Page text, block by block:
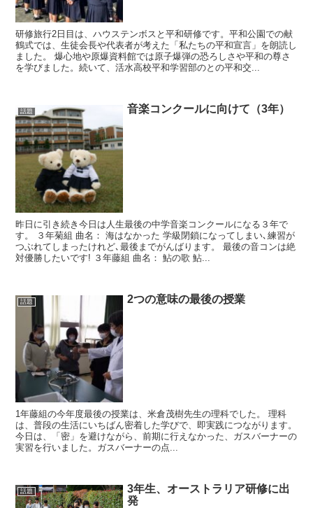
研修旅行2日目は、ハウステンボスと平和研修です。平和公園での献
鶴式では、生徒会長や代表者が考えた「私たちの平和宣言」を朗読し
ました。 爆心地や原爆資料館では原子爆弾の恐ろしさや平和の尊さ
を学びました。続いて、活水高校平和学習部のとの平和交...
話題 音楽コンクールに向けて（3年）
昨日に引き続き今日は人生最後の中学音楽コンクールになる３年で
す。 ３年菊組 曲名： 海はなかった 学級閉鎖になってしまい､練習が
つぶれてしまったけれど､最後までがんばります。 最後の音コンは絶
対優勝したいです! ３年藤組 曲名： 鮎の歌 鮎...
話題 2つの意味の最後の授業
1年藤組の今年度最後の授業は、米倉茂樹先生の理科でした。 理科
は、普段の生活にいちばん密着した学びで、即実践につながります。
今日は、「密」を避けながら、前期に行えなかった、ガスバーナーの
実習を行いました。ガスバーナーの点...
話題
3年生、オーストラリア研修に出
発